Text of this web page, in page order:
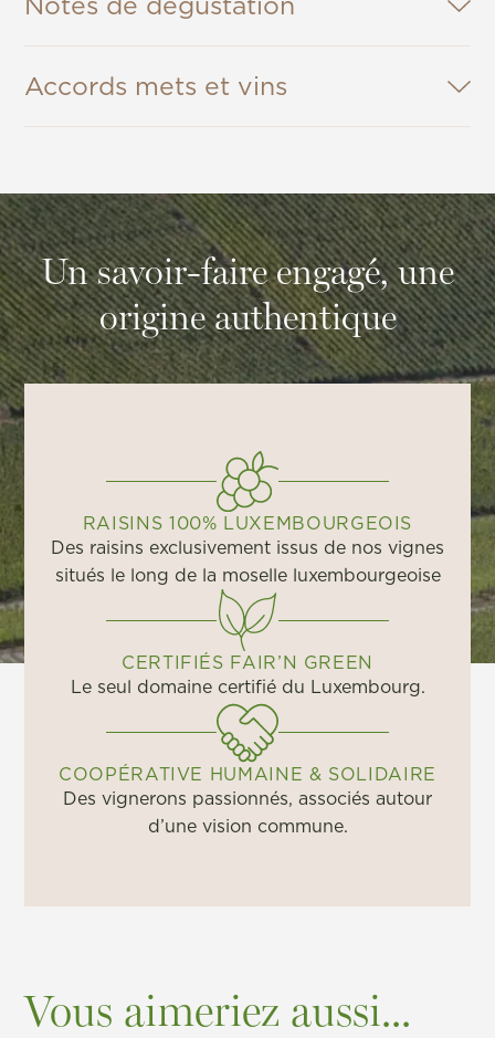
Accords mets et vins
Un savoir-faire engagé, une
origine authentique
RAISINS 100% LUXEMBOURGEOIS
Des raisins exclusivement issus de nos vignes
situés le long de la moselle luxembourgeoise
CERTIFIÉS FAIR’N GREEN
Le seul domaine certifié du Luxembourg.
COOPÉRATIVE HUMAINE & SOLIDAIRE
Des vignerons passionnés, associés autour
d’une vision commune.
Vous aimeriez aussi...